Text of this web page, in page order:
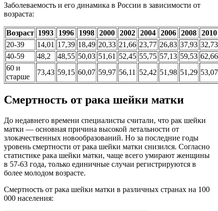
Заболеваемость и его динамика в России в зависимости от
возраста:
Возраст 1993 1996 1998 2000 2002 2004 2006 2008 2010
20-39
14,01 17,39 18,49 20,33 21,66 23,77 26,83 37,93 32,73
40-59
48,2 48,55 50,03 51,61 52,45 55,75 57,13 59,53 62,66
60 и
старше
73,43 59,15 60,07 59,97 56,11 52,42 51,98 51,29 53,07
Смертность от рака шейки матки
До недавнего времени специалисты считали, что рак шейки
матки — основная причина высокой летальности от
злокачественных новообразований. Но за последние годы
уровень смертности от рака шейки матки снизился. Согласно
статистике рака шейки матки, чаще всего умирают женщины
в 57-63 года, только единичные случаи регистрируются в
более молодом возрасте.
Смертность от рака шейки матки в различных странах на 100
000 населения: